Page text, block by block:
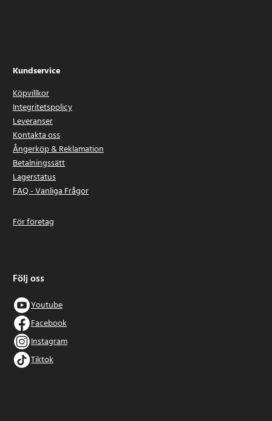
Kundservice
Köpvillkor
Integritetspolicy
Leveranser
Kontakta oss
Ångerköp & Reklamation
Betalningssätt
Lagerstatus
FAQ - Vanliga Frågor
För företag
Följ oss
Youtube
Facebook
Instagram
Tiktok